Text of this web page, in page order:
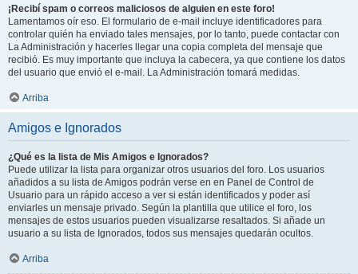
¡Recibí spam o correos maliciosos de alguien en este foro!
Lamentamos oír eso. El formulario de e-mail incluye identificadores para
controlar quién ha enviado tales mensajes, por lo tanto, puede contactar con
La Administración y hacerles llegar una copia completa del mensaje que
recibió. Es muy importante que incluya la cabecera, ya que contiene los datos
del usuario que envió el e-mail. La Administración tomará medidas.
Arriba
Amigos e Ignorados
¿Qué es la lista de Mis Amigos e Ignorados?
Puede utilizar la lista para organizar otros usuarios del foro. Los usuarios
añadidos a su lista de Amigos podrán verse en en Panel de Control de
Usuario para un rápido acceso a ver si están identificados y poder así
enviarles un mensaje privado. Según la plantilla que utilice el foro, los
mensajes de estos usuarios pueden visualizarse resaltados. Si añade un
usuario a su lista de Ignorados, todos sus mensajes quedarán ocultos.
Arriba